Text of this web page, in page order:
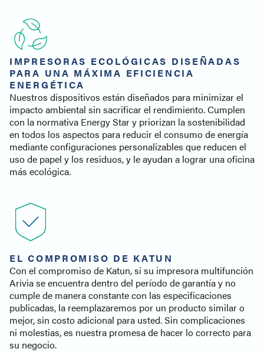
IMPRESORAS ECOLÓGICAS DISEÑADAS
PARA UNA MÁXIMA EFICIENCIA
ENERGÉTICA
Nuestros dispositivos están diseñados para minimizar el
impacto ambiental sin sacrificar el rendimiento. Cumplen
con la normativa Energy Star y priorizan la sostenibilidad
en todos los aspectos para reducir el consumo de energía
mediante configuraciones personalizables que reducen el
uso de papel y los residuos, y le ayudan a lograr una oficina
más ecológica.
EL COMPROMISO DE KATUN
Con el compromiso de Katun, si su impresora multifunción
Arivia se encuentra dentro del período de garantía y no
cumple de manera constante con las especificaciones
publicadas, la reemplazaremos por un producto similar o
mejor, sin costo adicional para usted. Sin complicaciones
ni molestias, es nuestra promesa de hacer lo correcto para
su negocio.